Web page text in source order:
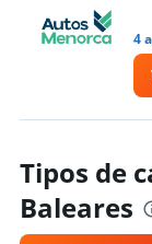
4
Tipos de
Baleares